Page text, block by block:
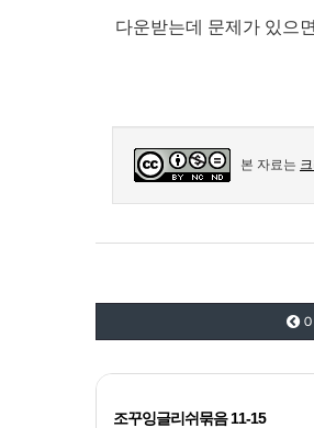
다운받는데 문제가 있으
본 자료는
조꾸잉글리쉬묶음 11-15